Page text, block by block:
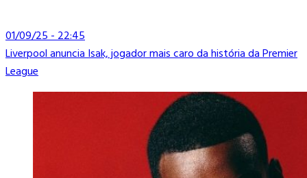
01/09/25 - 22:45
Liverpool anuncia Isak, jogador mais caro da história da Premier
League